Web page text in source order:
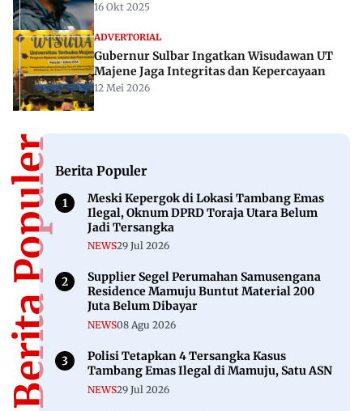
16 Okt 2025
ADVERTORIAL
Gubernur Sulbar Ingatkan Wisudawan UT
Majene Jaga Integritas dan Kepercayaan
12 Mei 2026
Berita PopulerBerita Populer
Meski Kepergok di Lokasi Tambang Emas
Ilegal, Oknum DPRD Toraja Utara Belum
Jadi Tersangka
NEWS29 Jul 2026
Supplier Segel Perumahan Samusengana
Residence Mamuju Buntut Material 200
Juta Belum Dibayar
NEWS08 Agu 2026
Polisi Tetapkan 4 Tersangka Kasus
Tambang Emas Ilegal di Mamuju, Satu ASN
NEWS29 Jul 2026